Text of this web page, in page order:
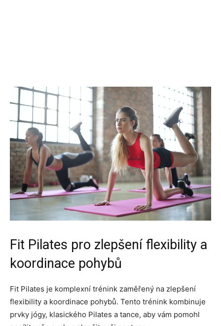
Fit Pilates pro zlepšení flexibility a
koordinace pohybů
Fit Pilates je komplexní trénink zaměřený na zlepšení
flexibility a koordinace pohybů. Tento trénink kombinuje
prvky jógy, klasického Pilates a tance, aby vám pomohl